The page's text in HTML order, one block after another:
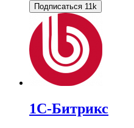
Подписаться 11k
1С-Битрикс